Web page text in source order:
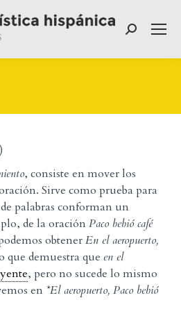
Buscar:
)
, consiste en mover los
Sirve como prueba para
palabras conforman un
de la oraciónPaco bebió café
obtenerEn el aeropuerto,
que demuestra que en el
, pero no sucede lo mismo
en *El aeropuerto, Paco bebió